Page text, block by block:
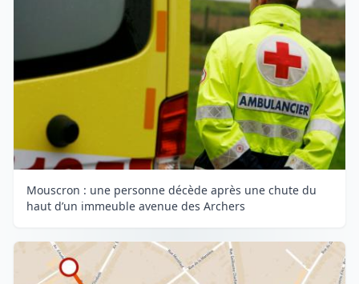
Mouscron : une personne décède après une chute du
haut d’un immeuble avenue des Archers